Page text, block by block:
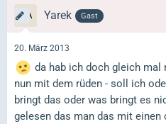
Yarek Gast
20. März 2013
da hab ich doch gleich mal
nun mit dem rüden - soll ich
bringt das oder was bringt es
gelesen das man das mit einen